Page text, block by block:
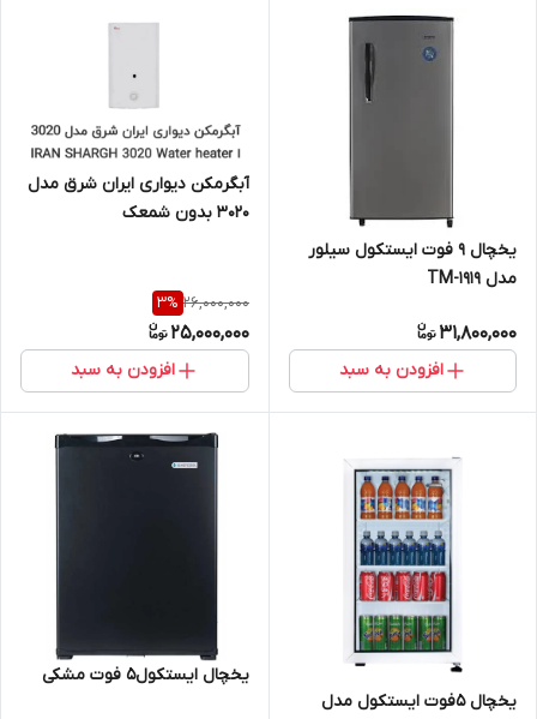
یخچال 9 فوت ایستکول سیلور
مدل TM-1919
31,800,000
افزودن به سبد
آبگرمکن دیواری ایران شرق مدل
3020 بدون شمعک
26,000,000
3%
25,000,000
افزودن به سبد
یخچال 5فوت ایستکول مدل
یخچال ایستکول5 فوت مشکی